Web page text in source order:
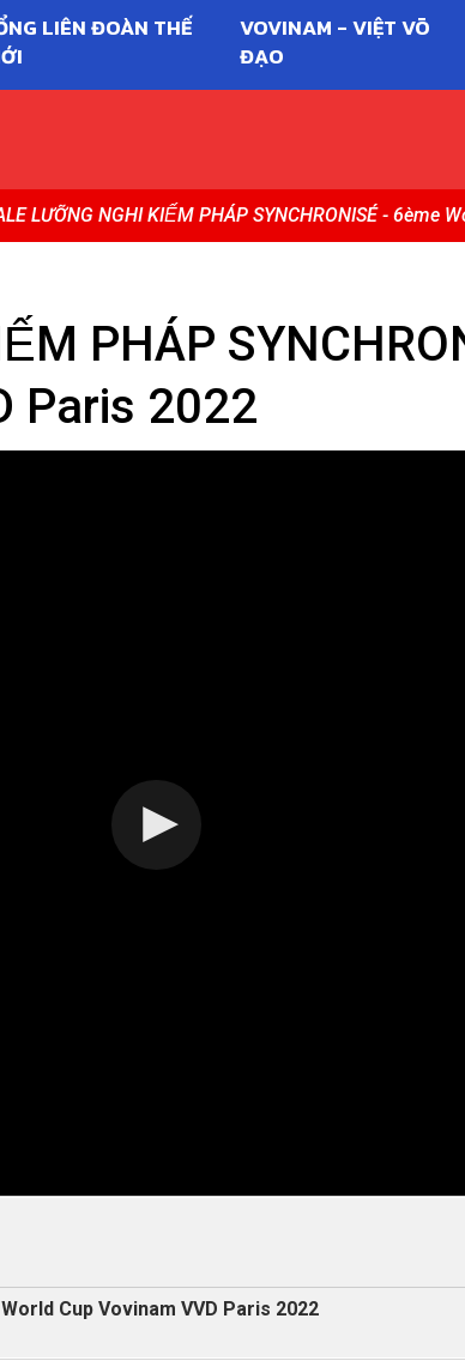
LIÊN ĐOÀN THẾ
VOVINAM - VIỆT VÕ
ĐẠO
LƯỠNG NGHI KIẾM PHÁP SYNCHRONISÉ - 6ème
PHÁP
Paris 2022
World Cup Vovinam VVD Paris 2022